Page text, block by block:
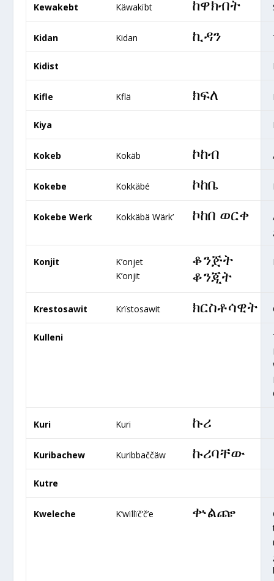
Kewakebt Käwakïbt ከዋክብት
Kidan Kidan ኪዳን
Kidist
Kifle Kflä ክፍለ
Kiya
Kokeb Kokäb ኮከብ
Kokebe Kokkäbé ኮከቤ
Kokebe Werk Kokkäbä Wärk’ ኮከበ ወርቀ
Konjit
K’onjet
K’onjit
ቆንጅት
ቆንጂት
Krestosawit Krïstosawit ክርስቶሳዊት
Kulleni
Kuri Kuri ኩሪ
Kuribachew Kuribbaččäw ኩሪባቸው
Kutre
Kweleche K’wïllïč’č’e ቍልጬ